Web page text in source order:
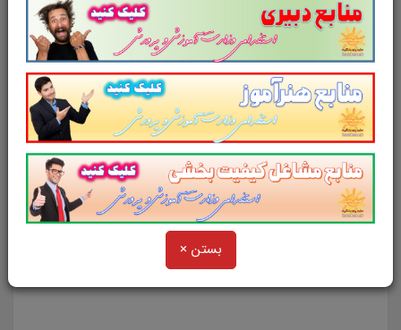
بستن ×
همچنین اصول کلی خدمات بهداشت مدارس را مورد
مطالعه و بررسی قرار خواهیم داد.
برای مشاهده محصولات مشابه روی لینک زیر
کلیک کنید.
https://learnbeam.ir/shop/store-6
خلاصه بهداشت و ایمنی مدارس همراه با سوالات تستی
بهداشت مدارس پاسخنامه دار. ویژه ی آزمون استخدامی
آموزش و پرورش مربی بهداشت مدرسه و مراقبین سلامت